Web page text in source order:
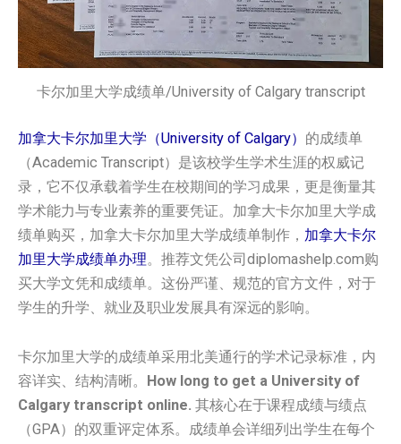
卡尔加里大学成绩单/University of Calgary transcript
加拿大卡尔加里大学（University of Calgary） 的成绩单
（Academic Transcript）是该校学生学术生涯的权威记
录，它不仅承载着学生在校期间的学习成果，更是衡量其
学术能力与专业素养的重要凭证。加拿大卡尔加里大学成
绩单购买，加拿大卡尔加里大学成绩单制作， 加拿大卡尔
加里大学成绩单办理。推荐文凭公司diplomashelp.com购
买大学文凭和成绩单。这份严谨、规范的官方文件，对于
学生的升学、就业及职业发展具有深远的影响。
卡尔加里大学的成绩单采用北美通行的学术记录标准，内
容详实、结构清晰。
How long to get a University of
Calgary transcript online. 其核心在于课程成绩与绩点
（GPA）的双重评定体系。成绩单会详细列出学生在每个